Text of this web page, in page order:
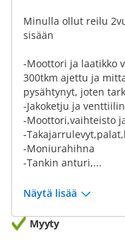
Minulla ollut reilu
sisään
-Moottori ja laatikko
300tkm ajettu ja
pysähtynyt, joten
-Jakoketju ja
-Moottori,vaihteisto
-
-Moniurahihna
-Tankin anturi,...
Näytä lisää
Myyty